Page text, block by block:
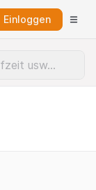
Einloggen